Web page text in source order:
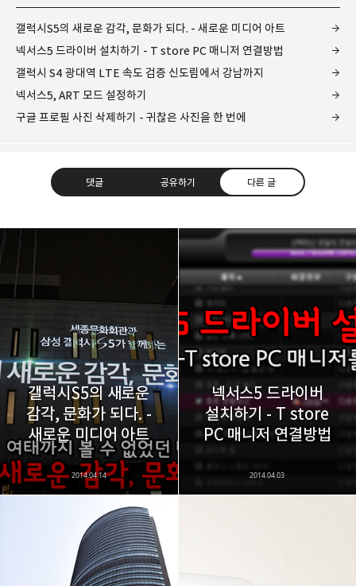
갤럭시S5의 새로운 감각, 문화가 되다. - 새로운 미디어 아트
넥서스5 드라이버 설치하기 - T store PC 매니저 연결방법
갤럭시 S4 광대역 LTE 속도 검증 신도림에서 강남까지
넥서스5, ART 모드 설정하기
구글 프로필 사진 삭제하기 - 귀찮은 사진을 한 번에
댓글 공유하기 다른 글
레이니아
다방면의 깊은 관심과 얕은 이해도를 갖춘 보편적
구독하기
라인 트위터
카카오스토리 밴드 네이버 블로그
갤럭시S5의 새로운
감각, 문화가 되다. -
새로운 미디어 아트
2014.04.14
넥서스5 드라이버
설치하기 - T store
PC 매니저 연결방법
2014.04.03